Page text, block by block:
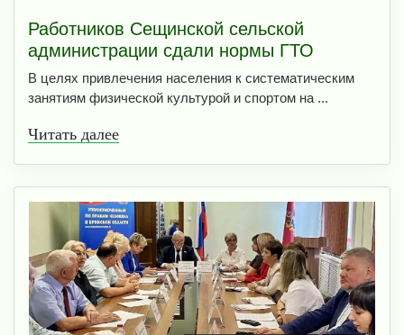
Работников Сещинской сельской
администрации сдали нормы ГТО
В целях привлечения населения к систематическим
занятиям физической культурой и спортом на ...
Читать далее